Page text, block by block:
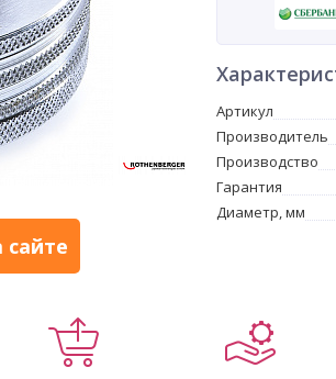
сайте
Артикул
Производитель
Производство
Гарантия
Диаметр, мм